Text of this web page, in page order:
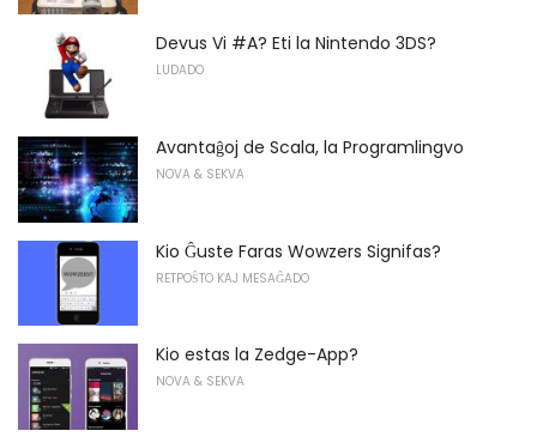
Devus Vi #A? Eti la Nintendo 3DS?
LUDADO
Avantaĝoj de Scala, la Programlingvo
NOVA & SEKVA
Kio Ĝuste Faras Wowzers Signifas?
RETPOŜTO KAJ MESAĜADO
Kio estas la Zedge-App?
NOVA & SEKVA